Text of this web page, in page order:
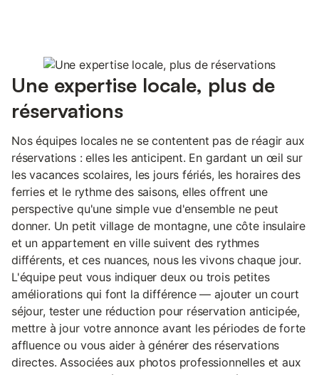
Une expertise locale, plus de
réservations
Nos équipes locales ne se contentent pas de réagir aux
réservations : elles les anticipent. En gardant un œil sur
les vacances scolaires, les jours fériés, les horaires des
ferries et le rythme des saisons, elles offrent une
perspective qu'une simple vue d'ensemble ne peut
donner. Un petit village de montagne, une côte insulaire
et un appartement en ville suivent des rythmes
différents, et ces nuances, nous les vivons chaque jour.
L'équipe peut vous indiquer deux ou trois petites
améliorations qui font la différence — ajouter un court
séjour, tester une réduction pour réservation anticipée,
mettre à jour votre annonce avant les périodes de forte
affluence ou vous aider à générer des réservations
directes. Associées aux photos professionnelles et aux